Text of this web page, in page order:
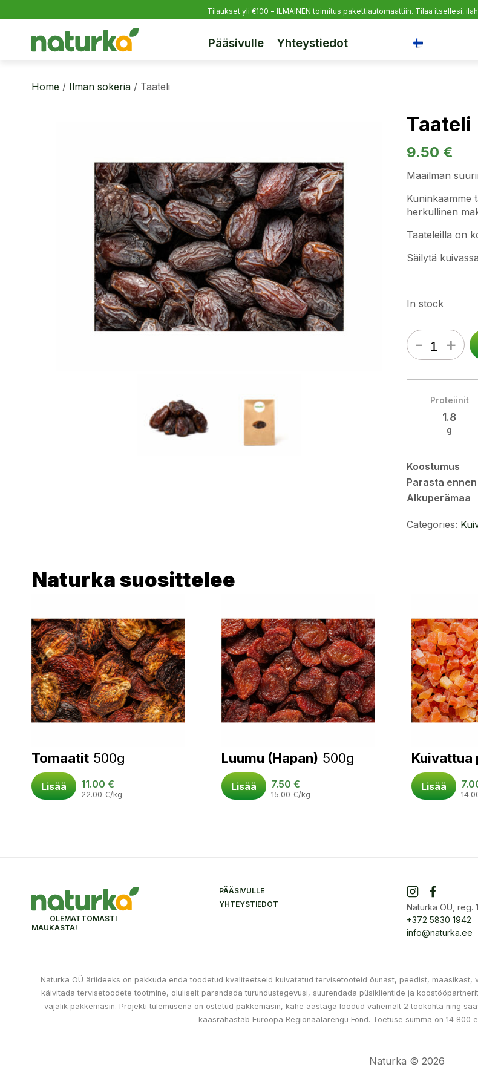
Tilaukset yli €100 = ILMAINEN toimitus pakettiautomaattiin. Tilaa itsellesi,
Pääsivulle Yhteystiedot
Home / Ilman sokeria / Taateli
Taateli
9.50 €
Maailman
Kuninkaamme
herkullinen
Taateleilla on
Säilytä
In stock
- +
Proteiinit
1.8
g
Koostumus
Parasta ennen
Alkuperämaa
Categories:
Naturka suosittelee
Tomaatit 500g
Lisää 11.00 €
22.00 €/kg
Luumu (Hapan) 500g
Lisää 7.50 €
15.00 €/kg
Kuivattua
Lisää
OLEMATTOMASTI
MAUKASTA!
PÄÄSIVULLE
YHTEYSTIEDOT
Naturka OÜ, reg.
+372 5830 1942
info@naturka.ee
Naturka OÜ äriideeks on pakkuda enda toodetud kvaliteetseid kuivatatud tervisetooteid õunast, peedist, maasikast,
käivitada tervisetoodete tootmine, oluliselt parandada turundustegevusi, suurendada püsiklientide ja
vajalik pakkemasin. Projekti tulemusena on ostetud pakkemasin, kahe aastaga loodud vähemalt 2 töökohta ning
kaasrahastab Euroopa Regionaalarengu Fond. Toetuse summa on 14 800
Naturka © 2026